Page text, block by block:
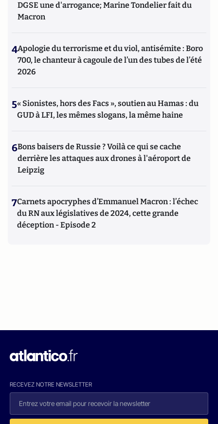
DGSE une d'arrogance; Marine Tondelier fait du
Macron
4Apologie du terrorisme et du viol, antisémite : Boro
700, le chanteur à cagoule de l’un des tubes de l’été
2026
5« Sionistes, hors des Facs », soutien au Hamas : du
GUD à LFI, les mêmes slogans, la même haine
6Bons baisers de Russie ? Voilà ce qui se cache
derrière les attaques aux drones à l'aéroport de
Leipzig
7Carnets apocryphes d’Emmanuel Macron : l’échec
du RN aux législatives de 2024, cette grande
déception - Episode 2
RECEVEZ NOTRE NEWSLETTER